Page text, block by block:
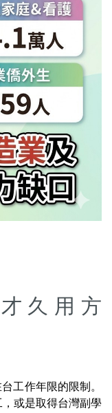
久用方
工作年限的限制。
或是取得台灣副學